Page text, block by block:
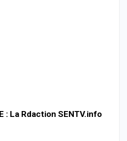
: La Rdaction SENTV.info